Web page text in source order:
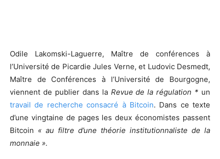
Odile Lakomski-Laguerre, Maître de conférences à
l’Université de Picardie Jules Verne, et Ludovic Desmedt,
Maître de Conférences à l’Université de Bourgogne,
viennent de publier dans la Revue de la régulation * un
travail de recherche consacré à Bitcoin. Dans ce texte
d’une vingtaine de pages les deux économistes passent
Bitcoin « au filtre d’une théorie institutionnaliste de la
monnaie ».